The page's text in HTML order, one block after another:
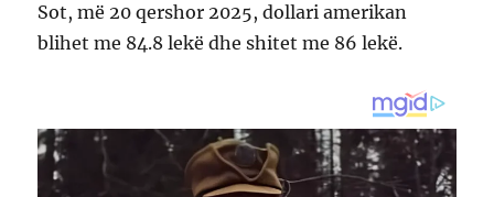
Sot, më 20 qershor 2025, dollari amerikan
blihet me 84.8 lekë dhe shitet me 86 lekë.